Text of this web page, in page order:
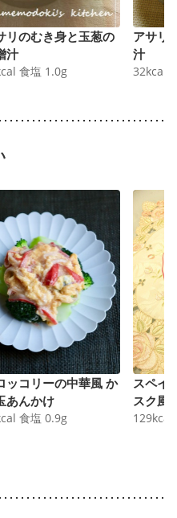
リのむき身と玉葱の
汁
食塩 1.0g
アサリ
汁
32kcal
ッコリーの中華風 か
あんかけ
食塩 0.9g
スペイ
スク風
129kcal